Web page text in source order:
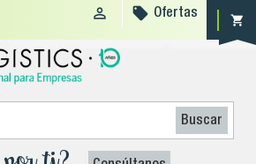
shopping_cart
  Ofertas
Buscar